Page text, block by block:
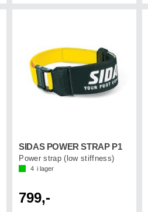
SIDAS POWER STRAP P1
Power strap (low stiffness)
4 i lager
799,-